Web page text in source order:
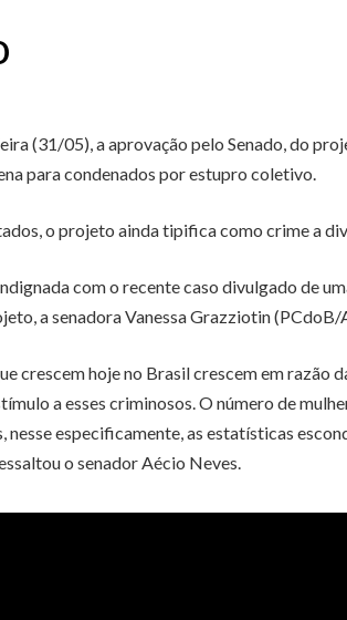
(31/05), a aprovação pelo Senado, do
para condenados por estupro coletivo.
o projeto ainda tipifica como crime a
com o recente caso divulgado de
a senadora Vanessa Grazziotin
crescem hoje no Brasil crescem em razão
a esses criminosos. O número de
especificamente, as estatísticas
o senador Aécio Neves.